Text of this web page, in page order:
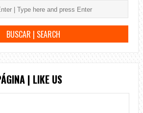
| LIKE US